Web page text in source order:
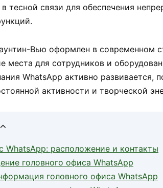
тесной связи для обеспечения
Вью оформлен в современном
места для сотрудников и
WhatsApp активно развивается,
активности и творческой
WhatsApp: расположение и контакты
головного офиса WhatsApp
головного офиса WhatsApp